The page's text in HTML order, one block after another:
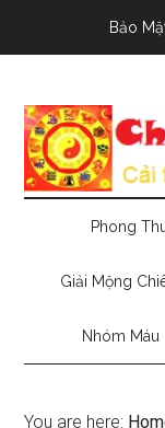
Bảo
Phong
Giải Mộng
Nhóm Máu
You are here: